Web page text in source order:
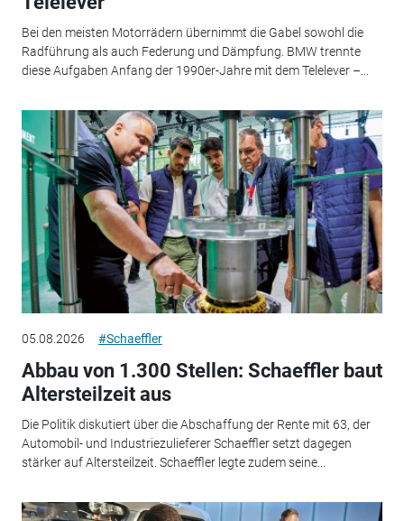
Bei den meisten Motorrädern übernimmt die Gabel sowohl die
Radführung als auch Federung und Dämpfung. BMW trennte
diese Aufgaben Anfang der 1990er-Jahre mit dem Telelever –...
05.08.2026 #Schaeffler
Abbau von 1.300 Stellen: Schaeffler baut
Altersteilzeit aus
Die Politik diskutiert über die Abschaffung der Rente mit 63, der
Automobil- und Industriezulieferer Schaeffler setzt dagegen
stärker auf Altersteilzeit. Schaeffler legte zudem seine...